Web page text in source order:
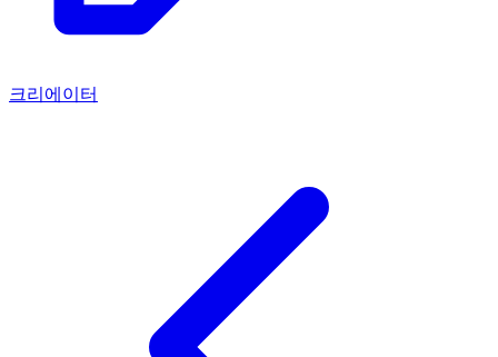
크리에이터